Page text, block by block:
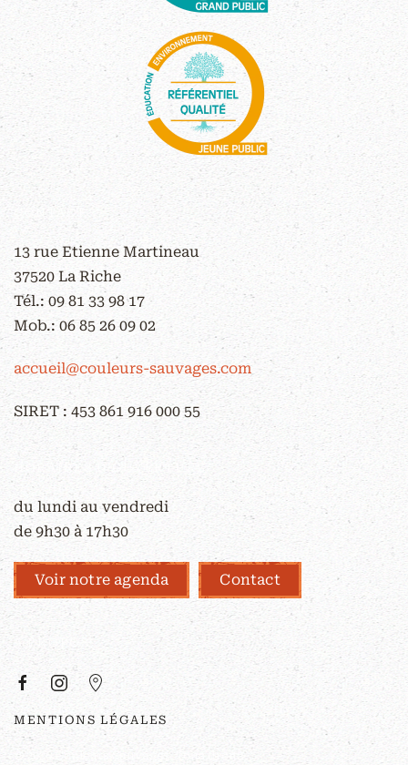
CONTACT
13 rue Etienne Martineau
37520 La Riche
Tél.: 09 81 33 98 17
Mob.:06 85 26 09 02
accueil@couleurs-sauvages.com
SIRET : 453 861 916 000 55
HORAIRES D'OUVERTURE
du lundi au vendredi
de 9h30 à 17h30
Voir notre agenda Contact
À PROPOS
MENTIONS LÉGALES
© Couleurs Sauvages. Tous droits